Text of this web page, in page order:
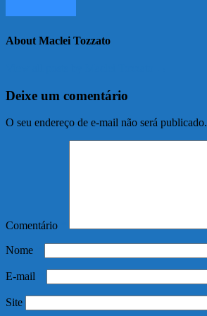
About Maclei Tozzato
Deixe um comentário
O seu endereço de e-mail não será publicado.
Comentário
Nome
E-mail
Site